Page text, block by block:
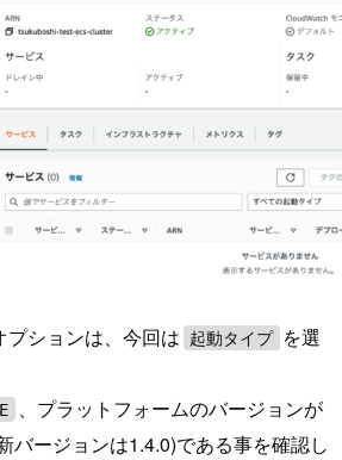
プションは、今回は 起動タイプ
を選
、プラットフォームのバージョンが
バージョンは1.4.0)である事を確認し